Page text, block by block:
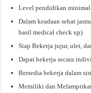
Level pendidikan
Dalam keadaan sehat
hasil medical check up)
Siap Bekerja jujur, ulet,
Dapat bekerja secara
Bersedia bekerja dalam
Memiliki dan